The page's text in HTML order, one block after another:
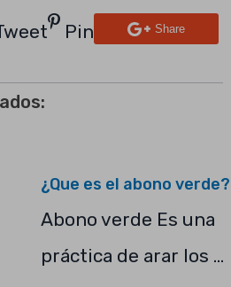
Pin Share
¿Que es el abono verde?
Abono verde Es una
práctica de arar los …